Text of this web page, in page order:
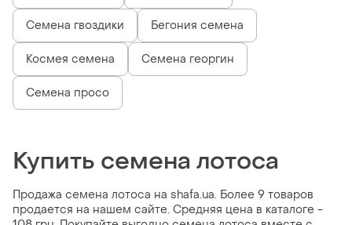
Семена гвоздики Бегония семена
Космея семена Семена георгин
Семена просо
Купить семена лотоса
Продажа семена лотоса на shafa.ua. Более 9 товаров
продается на нашем сайте. Средняя цена в каталоге -